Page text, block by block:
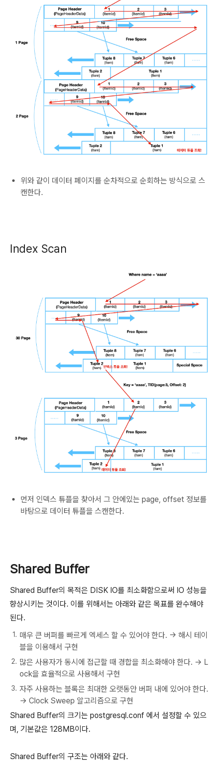
위와 같이 데이터 페이지를 순차적으로 순회하는 방식으로 스
캔한다.
Index Scan
먼저 인덱스 튜플을 찾아서 그 안에있는 page, offset 정보를
바탕으로 데이터 튜플을 스캔한다.
Shared Buffer
Shared Buffer의 목적은 DISK IO를 최소화함으로써 IO 성능을
향상시키는 것이다. 이를 위해서는 아래와 같은 목표를 완수해야
된다.
매우 큰 버퍼를 빠르게 엑세스 할 수 있어야 한다. -> 해시 테이
블을 이용해서 구현
많은 사용자가 동시에 접근할 때 경합을 최소화해야 한다. -> L
ock을 효율적으로 사용해서 구현
자주 사용하는 블록은 최대한 오랫동안 버퍼 내에 있어야 한다.
-> Clock Sweep 알고리즘으로 구현
Shared Buffer의 크기는 postgresql.conf 에서 설정할 수 있으
며, 기본값은 128MB이다.
Shared Buffer의 구조는 아래와 같다.